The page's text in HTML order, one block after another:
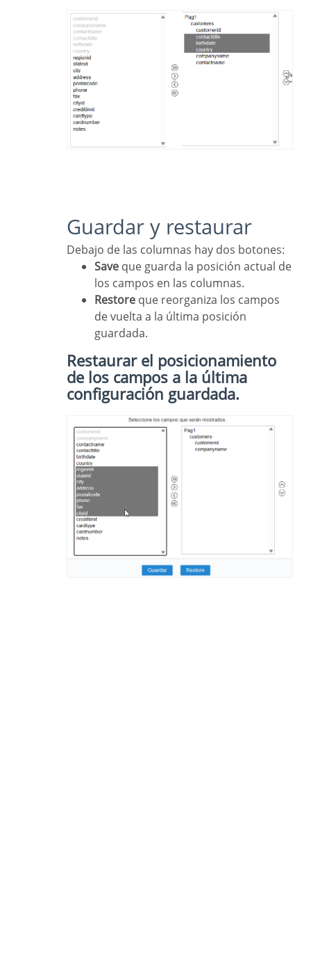
Guardar y restaurar
Debajo de las columnas hay dos botones:
Save que guarda la posición actual de
los campos en las columnas.
Restore que reorganiza los campos
de vuelta a la última posición
guardada.
Restaurar el posicionamiento
de los campos a la última
configuración guardada.